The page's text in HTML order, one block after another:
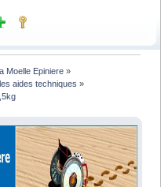
Moelle Epiniere »
aides techniques »